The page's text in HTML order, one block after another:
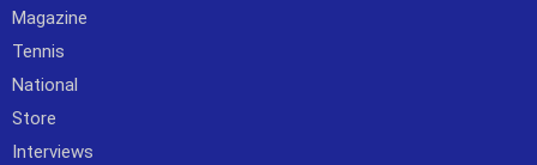
Magazine
Tennis
National
Store
Interviews